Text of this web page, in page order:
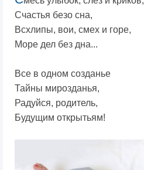
Счастья безо сна,
Всхлипы, вои, смех и горе,
Море дел без дна...
Все в одном созданье
Тайны мирозданья,
Радуйся, родитель,
Будущим открытьям!